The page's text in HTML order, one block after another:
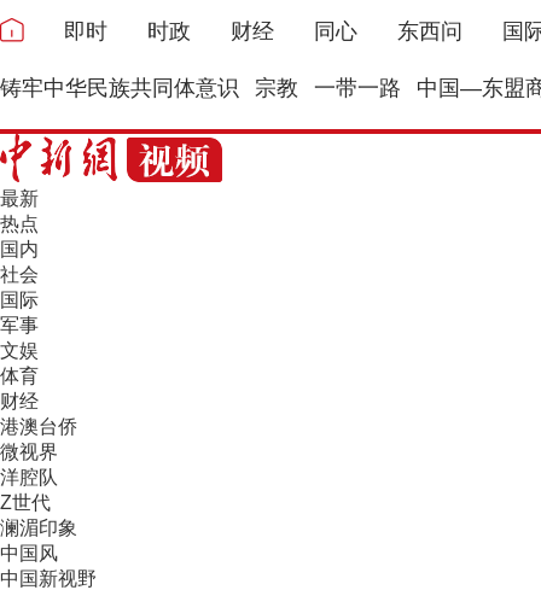
即时 时政 财经 同心 东西问 国
铸牢中华民族共同体意识 宗教 一带一路 中国—东盟
最新
热点
国内
社会
国际
军事
文娱
体育
财经
港澳台侨
微视界
洋腔队
Z世代
澜湄印象
中国风
中国新视野